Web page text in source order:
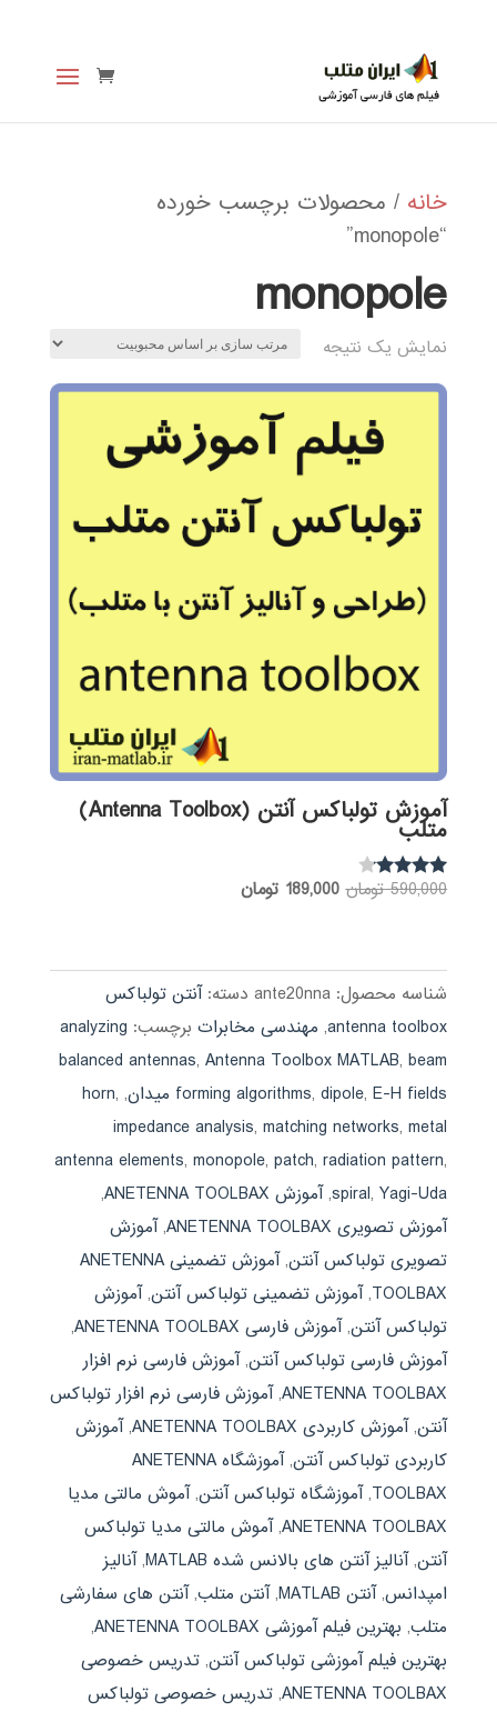
خانه / محصولات برچسب خورده
“monopole”
monopole
نمایش یک نتیجه
آموزش تولباکس آنتن (Antenna Toolbox)
متلب
نمره
590,000 تومان قیمت
بود.
189,000 تومانقیمت
شناسه محصول: ante20nna دسته:آنتن تولباکس
antenna toolbox
, مهندسی مخابرات برچسب: analyzing
balanced antennas,Antenna Toolbox MATLAB,beam
forming algorithms,dipole,E-H fields میدان ,
horn,
impedance analysis,matching networks,metal
antenna elements,monopole,patch,radiation pattern,
spiral,Yagi-Uda
,آموزش ANETENNA TOOLBAX
,
آموزش تصویری ANETENNA TOOLBAX
,آموزش
تصویری تولباکس آنتن,
آموزش تضمینی ANETENNA
TOOLBAX
,آموزش تضمینی تولباکس آنتن,آموزش
تولباکس آنتن,آموزش فارسی ANETENNA TOOLBAX
,
آموزش فارسی تولباکس آنتن,آموزش فارسی نرم افزار
ANETENNA TOOLBAX
,آموزش فارسی نرم افزار تولباکس
آنتن,آموزش کاربردی ANETENNA TOOLBAX ,آموزش
کاربردی تولباکس آنتن,
آموزشگاه ANETENNA
TOOLBAX
,آموزشگاه تولباکس آنتن,آموش مالتی مدیا
ANETENNA TOOLBAX
,آموش مالتی مدیا تولباکس
آنتن,آنالیز آنتن های بالانس شده MATLAB ,آنالیز
امپدانس,آنتن MATLAB ,آنتن متلب,آنتن های سفارشی
متلب, بهترین فیلم آموزشی ANETENNA TOOLBAX
,
بهترین فیلم آموزشی تولباکس آنتن, تدریس خصوصی
ANETENNA TOOLBAX
, تدریس خصوصی تولباکس